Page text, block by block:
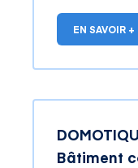
EN SAVOIR +
Bâtiment